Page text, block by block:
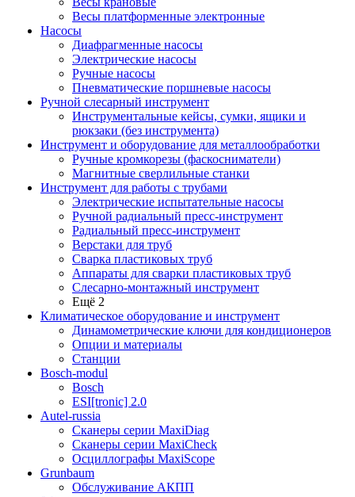
Весы платформенные электронные
Насосы
Диафрагменные насосы
Электрические насосы
Ручные насосы
Пневматические поршневые насосы
Ручной слесарный инструмент
Инструментальные кейсы, сумки, ящики и
рюкзаки (без инструмента)
Инструмент и оборудование для металлообработки
Ручные кромкорезы (фаскосниматели)
Магнитные сверлильные станки
Инструмент для работы с трубами
Электрические испытательные насосы
Ручной радиальный пресс-инструмент
Радиальный пресс-инструмент
Верстаки для труб
Сварка пластиковых труб
Аппараты для сварки пластиковых труб
Слесарно-монтажный инструмент
Ещё 2
Климатическое оборудование и инструмент
Динамометрические ключи для кондиционеров
Опции и материалы
Станции
Bosch-modul
Bosch
ESI[tronic] 2.0
Autel-russia
Сканеры серии MaxiDiag
Сканеры серии MaxiCheck
Осциллографы MaxiScope
Grunbaum
Обслуживание АКПП